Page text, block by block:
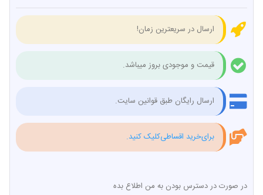
ارسال در سریعترین زمان!
قیمت و موجودی بروز میباشد.
ارسال رایگان طبق قوانین سایت.
برای‌خرید اقساطی‌کلیک کنید.
در صورت در دسترس بودن به من اطلاع بده